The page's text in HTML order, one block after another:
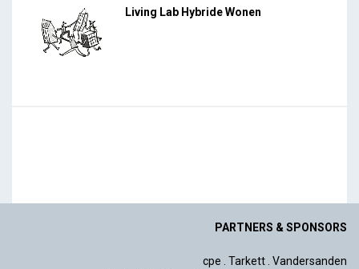
Living Lab Hybride Wonen
PARTNERS & SPONSORS
cpe . Tarkett. Vandersanden